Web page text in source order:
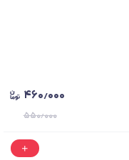
۴۶۰٫۰۰۰
۵۵۰٫۰۰۰